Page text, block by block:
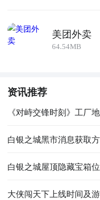
美团外卖
64.54MB
资讯推荐
《对峙交锋时刻》工厂
白银之城黑市消息获取
白银之城屋顶隐藏宝箱
大侠闯天下上线时间及